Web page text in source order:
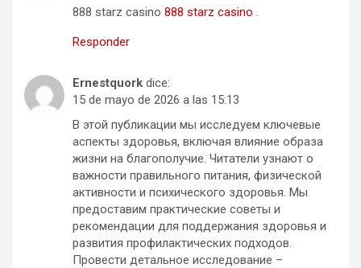
888 starz casino 888 starz casino
Responder
Ernestquork dice:
15 de mayo de 2026 a las 15:13
В этой публикации мы исследуем ключевые
аспекты здоровья, включая влияние образа
жизни на благополучие. Читатели узнают о
важности правильного питания, физической
активности и психического здоровья. Мы
предоставим практические советы и
рекомендации для поддержания здоровья и
развития профилактических подходов.
Провести детальное исследование –